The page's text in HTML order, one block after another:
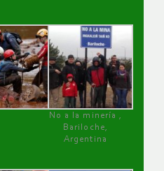
No a la minería ,
Bariloche,
Argentina